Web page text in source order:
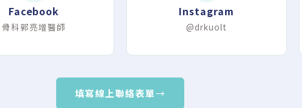
Facebook
骨科郭亮增醫師
Instagram
@drkuolt
填寫線上聯絡表單→